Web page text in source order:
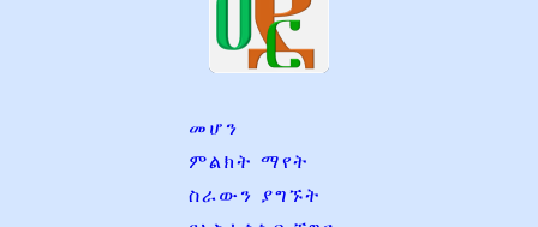
መሆን
ምልክት ማየት
ስራውን ያግኙት